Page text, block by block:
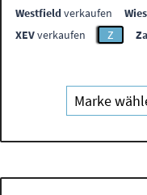
Westfieldverkaufen
XEVverkaufen Z